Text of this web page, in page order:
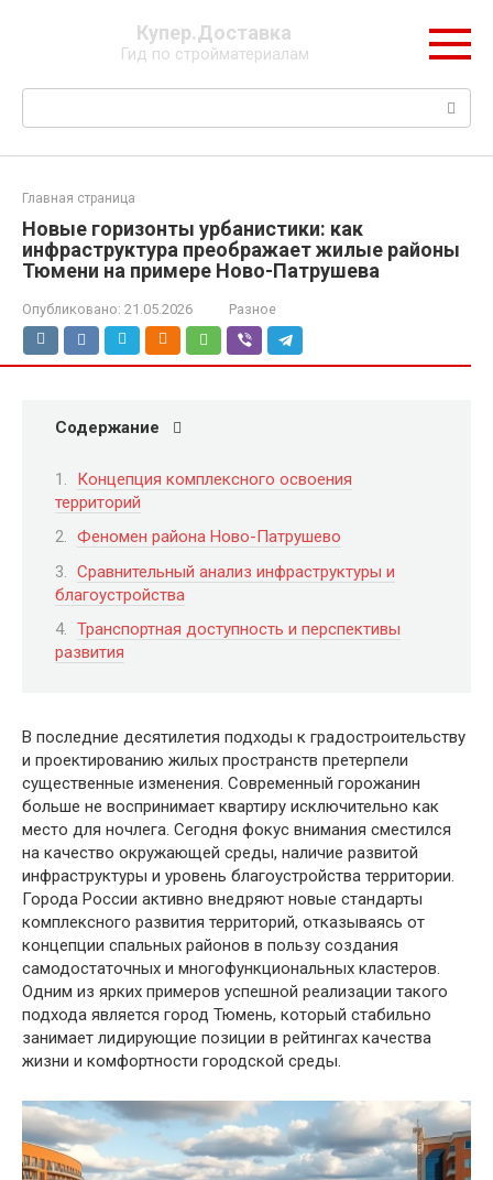
Купер.Доставка
Гид по стройматериалам
Поиск:
Главная страница
Новые горизонты урбанистики: как
инфраструктура преображает жилые районы
Тюмени на примере Ново-Патрушева
Опубликовано: 21.05.2026 Разное
Содержание
Концепция комплексного освоения
территорий
Феномен района Ново-Патрушево
Сравнительный анализ инфраструктуры и
благоустройства
Транспортная доступность и перспективы
развития
В последние десятилетия подходы к градостроительству
и проектированию жилых пространств претерпели
существенные изменения. Современный горожанин
больше не воспринимает квартиру исключительно как
место для ночлега. Сегодня фокус внимания сместился
на качество окружающей среды, наличие развитой
инфраструктуры и уровень благоустройства территории.
Города России активно внедряют новые стандарты
комплексного развития территорий, отказываясь от
концепции спальных районов в пользу создания
самодостаточных и многофункциональных кластеров.
Одним из ярких примеров успешной реализации такого
подхода является город Тюмень, который стабильно
занимает лидирующие позиции в рейтингах качества
жизни и комфортности городской среды.